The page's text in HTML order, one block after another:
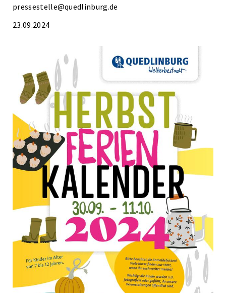
pressestelle@quedlinburg.de
23.09.2024